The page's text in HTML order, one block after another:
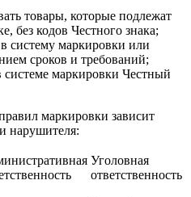
товары, которые подлежат
без кодов Честного знака;
систему маркировки или
сроков и требований;
системе маркировки Честный
маркировки зависит
нарушителя:
Уголовная
ответственность